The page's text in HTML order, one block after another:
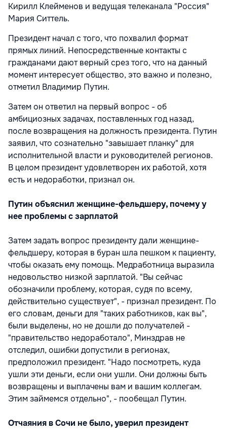
Кирилл Клейменов и ведущая телеканала "Россия"
Мария Ситтель.
Президент начал с того, что похвалил формат
прямых линий. Непосредственные контакты с
гражданами дают верный срез того, что на данный
момент интересует общество, это важно и полезно,
отметил Владимир Путин.
Затем он ответил на первый вопрос - об
амбициозных задачах, поставленных год назад,
после возвращения на должность президента. Путин
заявил, что сознательно "завышает планку" для
исполнительной власти и руководителей регионов.
В целом президент удовлетворен их работой, хотя
есть и недоработки, признал он.
Путин объяснил женщине-фельдшеру, почему у
нее проблемы с зарплатой
Затем задать вопрос президенту дали женщине-
фельдшеру, которая в буран шла пешком к пациенту,
чтобы оказать ему помощь. Медработница выразила
недовольство низкой зарплатой. "Вы сейчас
обозначили проблему, которая, судя по всему,
действительно существует", - признал президент. По
его словам, деньги для "таких работников, как вы",
были выделены, но не дошли до получателей -
"правительство недоработало", Минздрав не
отследил, ошибки допустили в регионах,
предположил президент. "Надо посмотреть, куда
ушли эти деньги, если они ушли. Они должны быть
возвращены и выплачены вам и вашим коллегам.
Этим займемся отдельно", - пообещал Путин.
Отчаяния в Сочи не было, уверил президент